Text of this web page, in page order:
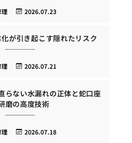
2026.07.23
理
が引き起こす隠れたリスク
2026.07.21
理
らない水漏れの正体と蛇口座
磨の高度技術
2026.07.18
理